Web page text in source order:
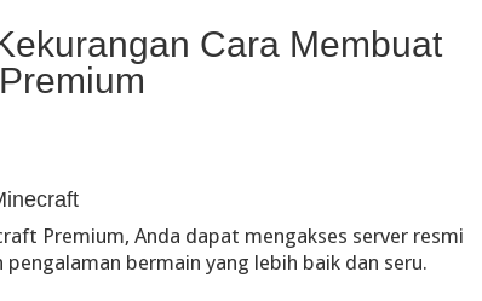
Cara Membuat
Premium, Anda dapat mengakses server resmi
bermain yang lebih baik dan seru.